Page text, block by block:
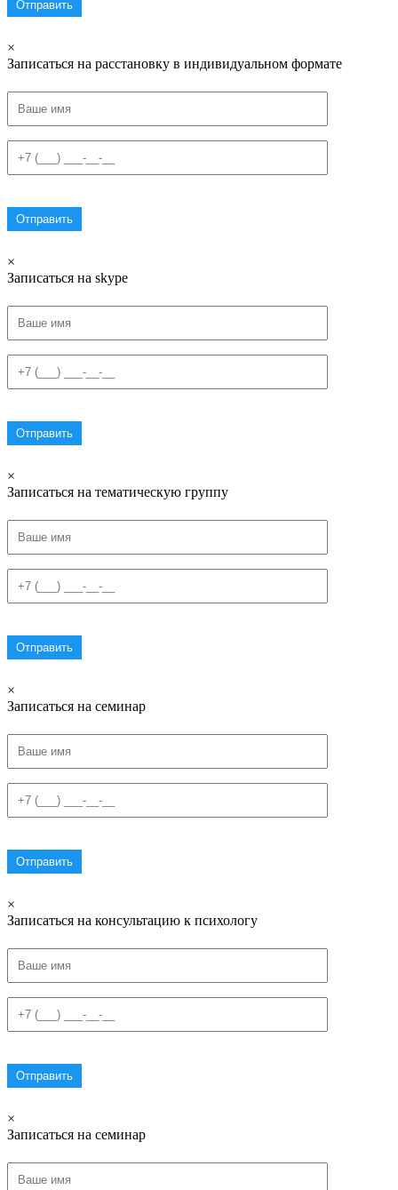
×
Записаться на расстановку в индивидуальном формате
×
Записаться на skype
×
Записаться на тематическую группу
×
Записаться на семинар
×
Записаться на консультацию к психологу
×
Записаться на семинар